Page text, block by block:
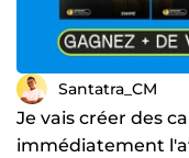
Santatra_CM
Je vais créer des
immédiatement